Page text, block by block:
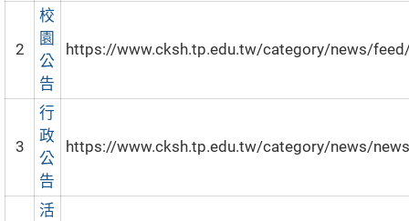
2
校
園
公
告
https://www.cksh.tp.edu.tw/category/news/
3
行
政
公
告
https://www.cksh.tp.edu.tw/category/news/
活